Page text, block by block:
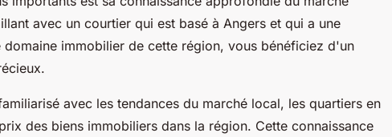
avec un courtier qui est basé à Angers et qui a une
domaine immobilier de cette région, vous bénéficiez d'un
avec les tendances du marché local, les quartiers en
des biens immobiliers dans la région. Cette connaissance